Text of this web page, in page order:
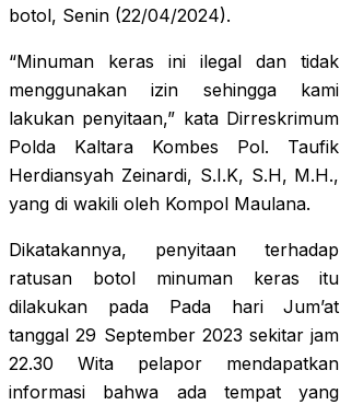
botol, Senin (22/04/2024).
“Minuman keras ini ilegal dan tidak
menggunakan izin sehingga kami
lakukan penyitaan,” kata Dirreskrimum
Polda Kaltara Kombes Pol. Taufik
Herdiansyah Zeinardi, S.I.K, S.H, M.H.,
yang di wakili oleh Kompol Maulana.
Dikatakannya, penyitaan terhadap
ratusan botol minuman keras itu
dilakukan pada Pada hari Jum’at
tanggal 29 September 2023 sekitar jam
22.30 Wita pelapor mendapatkan
informasi bahwa ada tempat yang